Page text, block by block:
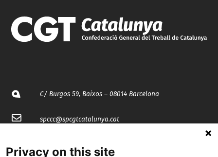
C/ Burgos 59, Baixos – 08014 Barcelona
spccc@spcgtcatalunya.cat
Privacy on this site